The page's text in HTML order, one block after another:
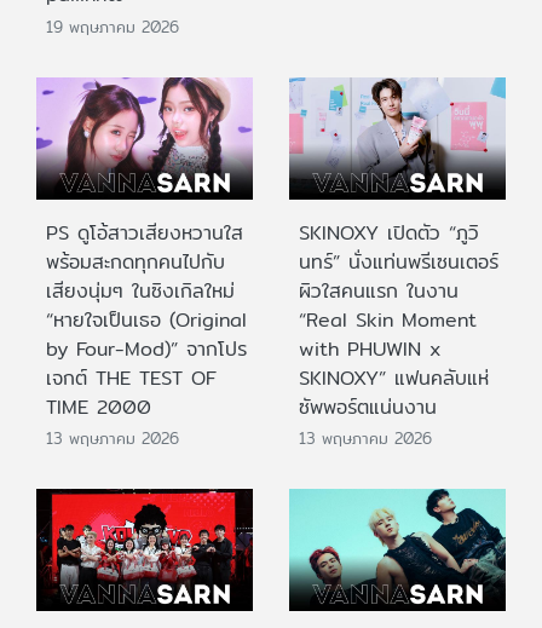
19 พฤษภาคม 2026
PS ดูโอ้สาวเสียงหวานใส
พร้อมสะกดทุกคนไปกับ
เสียงนุ่มๆ ในซิงเกิลใหม่
“หายใจเป็นเธอ (Original
by Four-Mod)” จากโปร
เจกต์ THE TEST OF
TIME 2000
13 พฤษภาคม 2026
SKINOXY เปิดตัว “ภูวิ
นทร์” นั่งแท่นพรีเซนเตอร์
ผิวใสคนแรก ในงาน
“Real Skin Moment
with PHUWIN x
SKINOXY” แฟนคลับแห่
ซัพพอร์ตแน่นงาน
13 พฤษภาคม 2026